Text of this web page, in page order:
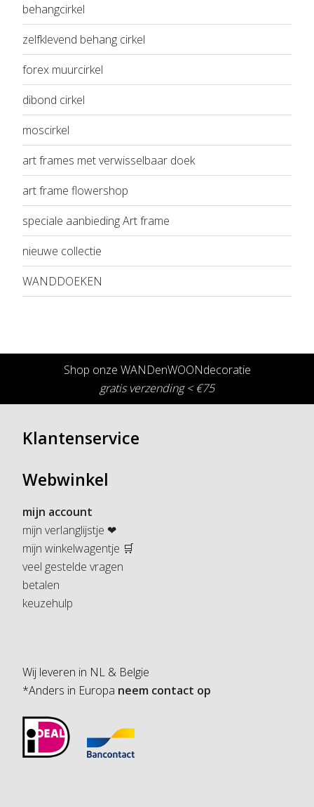
behangcirkel
zelfklevend behang cirkel
forex muurcirkel
dibond cirkel
moscirkel
art frames met verwisselbaar doek
art frame flowershop
speciale aanbieding Art frame
nieuwe collectie
WANDDOEKEN
Shop onze WANDenWOONdecoratie
gratis verzending < €75
Klantenservice
Webwinkel
mijn account
mijn verlanglijstje ❤
mijn winkelwagentje 🛒
veel gestelde vragen
betalen
keuzehulp
Wij leveren in NL & Belgie
*Anders in Europa neem contact op